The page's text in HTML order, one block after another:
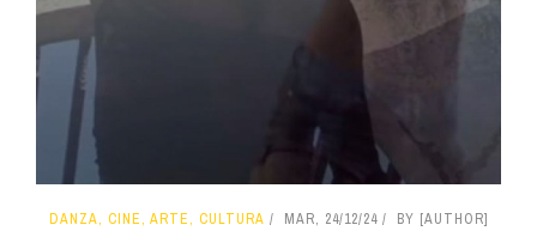
DANZA, CINE, ARTE, CULTURA MAR, 24/12/24 BY [AUTHOR]